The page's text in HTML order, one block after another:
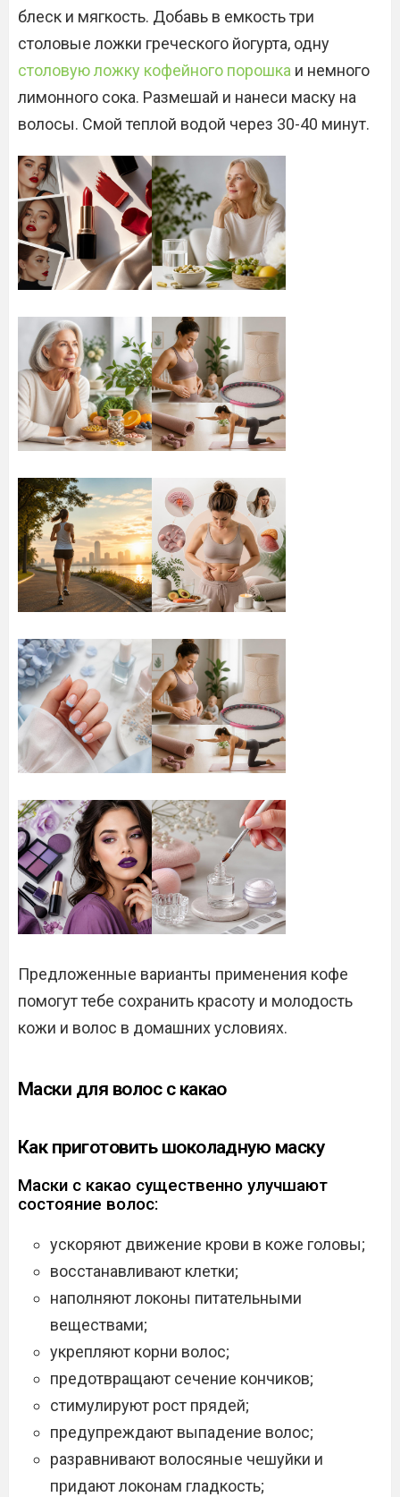
блеск и мягкость. Добавь в емкость три
столовые ложки греческого йогурта, одну
столовую ложку кофейного порошка и немного
лимонного сока. Размешай и нанеси маску на
волосы. Смой теплой водой через 30-40 минут.
Предложенные варианты применения кофе
помогут тебе сохранить красоту и молодость
кожи и волос в домашних условиях.
Маски для волос с какао
Как приготовить шоколадную маску
Маски с какао существенно улучшают
состояние волос:
ускоряют движение крови в коже головы;
восстанавливают клетки;
наполняют локоны питательными
веществами;
укрепляют корни волос;
предотвращают сечение кончиков;
стимулируют рост прядей;
предупреждают выпадение волос;
разравнивают волосяные чешуйки и
придают локонам гладкость;